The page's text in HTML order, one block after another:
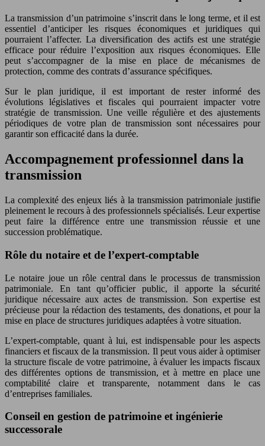
La transmission d’un patrimoine s’inscrit dans le long terme, et il est
essentiel d’anticiper les risques économiques et juridiques qui
pourraient l’affecter. La diversification des actifs est une stratégie
efficace pour réduire l’exposition aux risques économiques. Elle
peut s’accompagner de la mise en place de mécanismes de
protection, comme des contrats d’assurance spécifiques.
Sur le plan juridique, il est important de rester informé des
évolutions législatives et fiscales qui pourraient impacter votre
stratégie de transmission. Une veille régulière et des ajustements
périodiques de votre plan de transmission sont nécessaires pour
garantir son efficacité dans la durée.
Accompagnement professionnel dans la
transmission
La complexité des enjeux liés à la transmission patrimoniale justifie
pleinement le recours à des professionnels spécialisés. Leur expertise
peut faire la différence entre une transmission réussie et une
succession problématique.
Rôle du notaire et de l’expert-comptable
Le notaire joue un rôle central dans le processus de transmission
patrimoniale. En tant qu’officier public, il apporte la sécurité
juridique nécessaire aux actes de transmission. Son expertise est
précieuse pour la rédaction des testaments, des donations, et pour la
mise en place de structures juridiques adaptées à votre situation.
L’expert-comptable, quant à lui, est indispensable pour les aspects
financiers et fiscaux de la transmission. Il peut vous aider à optimiser
la structure fiscale de votre patrimoine, à évaluer les impacts fiscaux
des différentes options de transmission, et à mettre en place une
comptabilité claire et transparente, notamment dans le cas
d’entreprises familiales.
Conseil en gestion de patrimoine et ingénierie
successorale